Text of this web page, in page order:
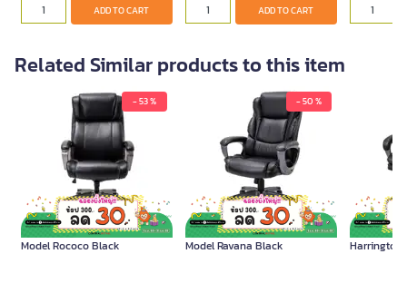
ADD TO CART ADD TO CART
Related Similar products to this item
- 53 %
FURRADEC Executive Chair
Model Rococo Black
FURRADEC Executive Chair
Model Rococo Black
11,900.00
- 50 %
FURRADEC Executive Chair
Model Ravana Black
Harrington